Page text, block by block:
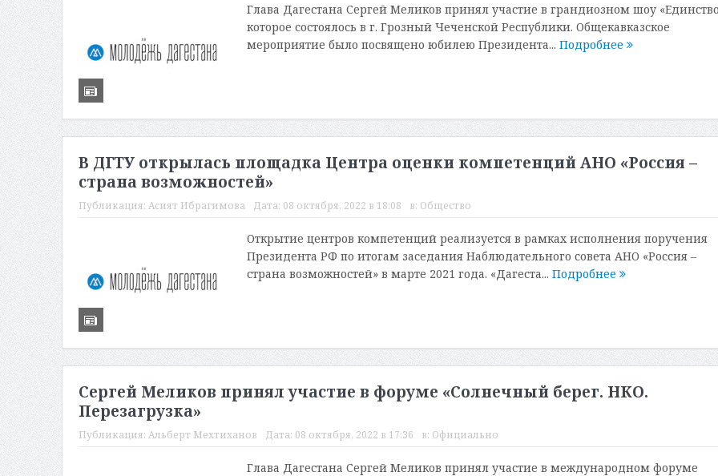
Глава Дагестана Сергей Меликов принял участие в грандиозном шоу
которое состоялось в г. Грозный Чеченской Республики. Общекавказское
мероприятие было посвящено юбилею Президента... Подробнее
В ДГТУ открылась площадка Центра оценки компетенций АНО «Россия –
страна возможностей»
Публикация: Асият Ибрагимова Дата: 08 октября, 2022 в 18:08 в: Общество
Открытие центров компетенций реализуется в рамках исполнения поручения
Президента РФ по итогам заседания Наблюдательного совета АНО «Россия –
страна возможностей» в марте 2021 года. «Дагеста... Подробнее
Сергей Меликов принял участие в форуме «Солнечный берег. НКО.
Перезагрузка»
Публикация: Альберт Мехтиханов Дата: 08 октября, 2022 в 17:36 в: Официально
Глава Дагестана Сергей Меликов принял участие в международном форуме